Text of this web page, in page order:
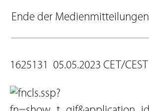
Ende der Medienmitteilungen
1625131 05.05.2023 CET/CEST